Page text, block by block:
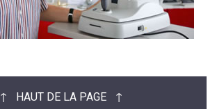
↑ HAUT DE LA PAGE ↑